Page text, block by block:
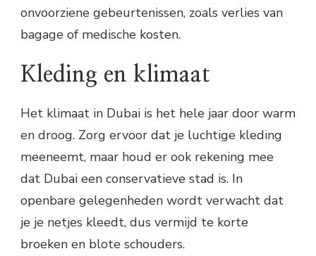
onvoorziene gebeurtenissen, zoals verlies van
bagage of medische kosten.
Kleding en klimaat
Het klimaat in Dubai is het hele jaar door warm
en droog. Zorg ervoor dat je luchtige kleding
meeneemt, maar houd er ook rekening mee
dat Dubai een conservatieve stad is. In
openbare gelegenheden wordt verwacht dat
je je netjes kleedt, dus vermijd te korte
broeken en blote schouders.